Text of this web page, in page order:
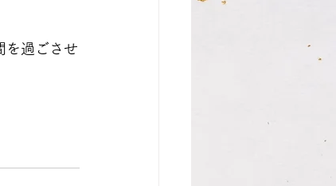
を過ごさせ